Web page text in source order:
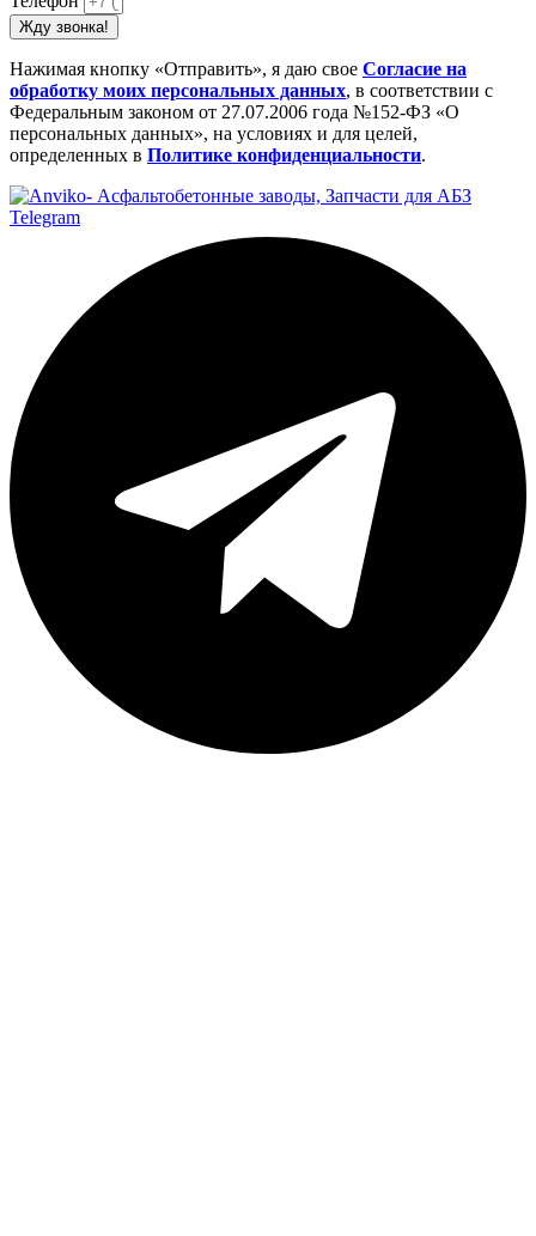
Жду звонка!
Нажимая кнопку «Отправить», я даю свое Cогласие на
обработку моих персональных данных, в соответствии с
Федеральным законом от 27.07.2006 года №152-ФЗ «О
персональных данных», на условиях и для целей,
определенных в Политике конфиденциальности.
Telegram